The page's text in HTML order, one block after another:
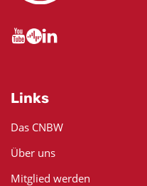
Links
Das CNBW
Über uns
Mitglied werden